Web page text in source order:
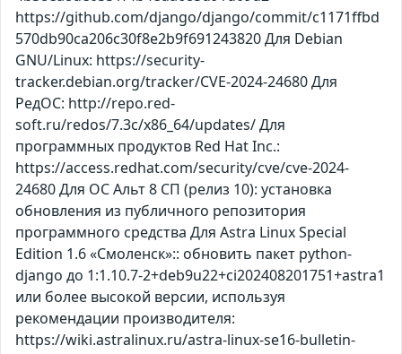
https://github.com/django/django/commit/c1171ffbd
570db90ca206c30f8e2b9f691243820 Для Debian
GNU/Linux: https://security-
tracker.debian.org/tracker/CVE-2024-24680 Для
РедОС: http://repo.red-
soft.ru/redos/7.3c/x86_64/updates/ Для
программных продуктов Red Hat Inc.:
https://access.redhat.com/security/cve/cve-2024-
24680 Для ОС Альт 8 СП (релиз 10): установка
обновления из публичного репозитория
программного средства Для Astra Linux Special
Edition 1.6 «Смоленск»:: обновить пакет python-
django до 1:1.10.7-2+deb9u22+ci202408201751+astra1
или более высокой версии, используя
рекомендации производителя:
https://wiki.astralinux.ru/astra-linux-se16-bulletin-